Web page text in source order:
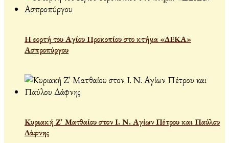
Η εορτή του Αγίου Προκοπίου στο κτήμα «ΔΕΚΑ»
Ασπροπύργου
Κυριακή Ζ' Ματθαίου στον Ι. Ν. Αγίων Πέτρου και Παύλου
Δάφνης